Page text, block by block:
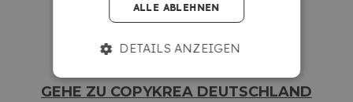
GEHE ZU COPYKREA DEUTSCHLAND
ALLE ABLEHNEN
DETAILS ANZEIGEN